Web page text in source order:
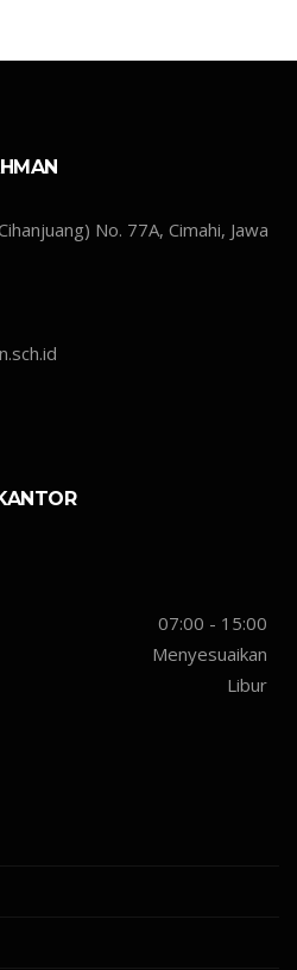
No. 77A, Cimahi, Jawa
07:00 - 15:00
Menyesuaikan
Libur